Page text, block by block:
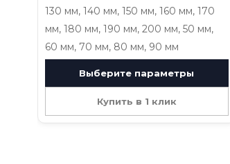
130 мм, 140 мм, 150 мм, 160 мм, 170
мм, 180 мм, 190 мм, 200 мм, 50 мм,
60 мм, 70 мм, 80 мм, 90 мм
Выберите параметры
Купить в 1 клик